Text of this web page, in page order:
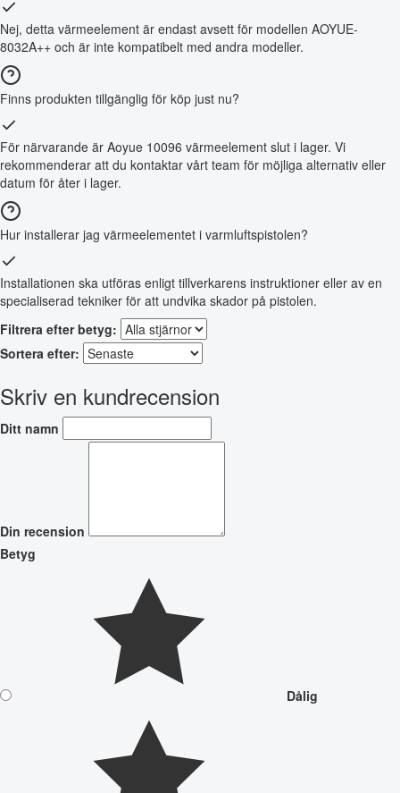
Nej, detta värmeelement är endast avsett för modellen AOYUE-
8032A++ och är inte kompatibelt med andra modeller.
Finns produkten tillgänglig för köp just nu?
För närvarande är Aoyue 10096 värmeelement slut i lager. Vi
rekommenderar att du kontaktar vårt team för möjliga alternativ eller
datum för åter i lager.
Hur installerar jag värmeelementet i varmluftspistolen?
Installationen ska utföras enligt tillverkarens instruktioner eller av en
specialiserad tekniker för att undvika skador på pistolen.
Filtrera efter betyg:
Sortera efter:
Skriv en kundrecension
Ditt namn
Din recension
Betyg
Dålig